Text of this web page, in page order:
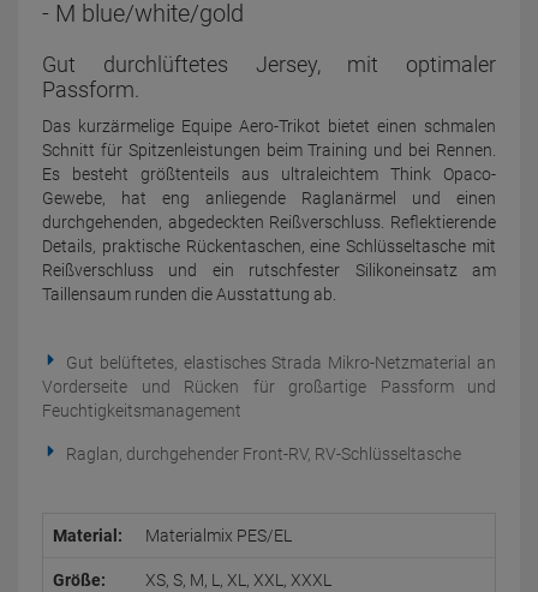
- M blue/white/gold
Gut durchlüftetes Jersey, mit optimaler
Passform.
Das kurzärmelige Equipe Aero-Trikot bietet einen schmalen
Schnitt für Spitzenleistungen beim Training und bei Rennen.
Es besteht größtenteils aus ultraleichtem Think Opaco-
Gewebe, hat eng anliegende Raglanärmel und einen
durchgehenden, abgedeckten Reißverschluss. Reflektierende
Details, praktische Rückentaschen, eine Schlüsseltasche mit
Reißverschluss und ein rutschfester Silikoneinsatz am
Taillensaum runden die Ausstattung ab.
Gut belüftetes, elastisches Strada Mikro-Netzmaterial an
Vorderseite und Rücken für großartige Passform und
Feuchtigkeitsmanagement
Raglan, durchgehender Front-RV, RV-Schlüsseltasche
Material: Materialmix PES/EL
Größe: XS, S, M, L, XL, XXL, XXXL